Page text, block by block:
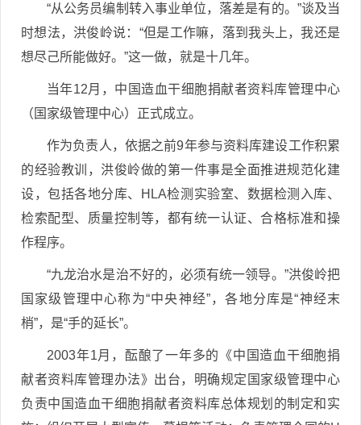
“从公务员编制转入事业单位，落差是有的。”谈及当
时想法，洪俊岭说：“但是工作嘛，落到我头上，我还是
想尽己所能做好。”这一做，就是十几年。
当年12月，中国造血干细胞捐献者资料库管理中心
（国家级管理中心）正式成立。
作为负责人，依据之前9年参与资料库建设工作积累
的经验教训，洪俊岭做的第一件事是全面推进规范化建
设，包括各地分库、HLA检测实验室、数据检测入库、
检索配型、质量控制等，都有统一认证、合格标准和操
作程序。
“九龙治水是治不好的，必须有统一领导。”洪俊岭把
国家级管理中心称为“中央神经”，各地分库是“神经末
梢”，是“手的延长”。
2003年1月，酝酿了一年多的《中国造血干细胞捐
献者资料库管理办法》出台，明确规定国家级管理中心
负责中国造血干细胞捐献者资料库总体规划的制定和实